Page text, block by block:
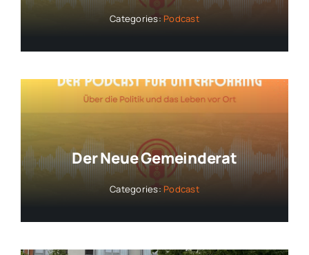
Categories: Podcast
Der Neue Gemeinderat
Categories: Podcast